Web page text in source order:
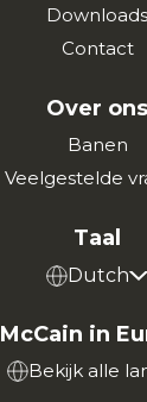
Downloads
Contact
Over ons
Banen
Veelgestelde
Taal
Dutch
McCain in
Bekijk alle